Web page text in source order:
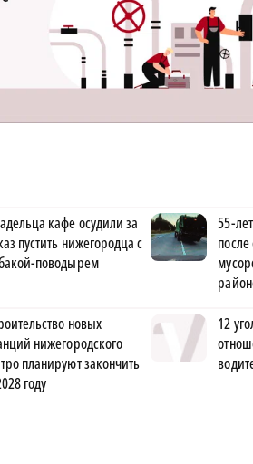
кафе осудили за
пустить нижегородца с
поводырем
55-
новых
нижегородского
планируют закончить
году
12